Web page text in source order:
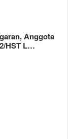
Anggota
HST L…